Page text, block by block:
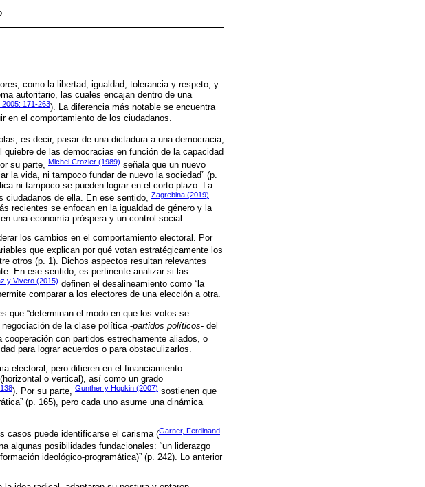
como la libertad, igualdad, tolerancia y respeto; y
autoritario, las cuales encajan dentro de una
2005: 171-263). La diferencia más notable se encuentra
el comportamiento de los ciudadanos.
es decir, pasar de una dictadura a una democracia,
quiebre de las democracias en función de la capacidad
su parte,
Michel Crozier (1989) señala que un nuevo
la vida, ni tampoco fundar de nuevo la sociedad” (p.
ni tampoco se pueden lograr en el corto plazo. La
ciudadanos de ella. En ese sentido, Zagrebina (2019)
recientes se enfocan en la igualdad de género y la
una economía próspera y un control social.
los cambios en el comportamiento electoral. Por
que explican por qué votan estratégicamente los
otros (p. 1). Dichos aspectos resultan relevantes
En ese sentido, es pertinente analizar si las
y Vivero (2015) definen el desalineamiento como “la
comparar a los electores de una elección a otra.
que “determinan el modo en que los votos se
de la clase política -partidos políticos- del
con partidos estrechamente aliados, o
para lograr acuerdos o para obstaculizarlos.
electoral, pero difieren en el financiamiento
o vertical), así como un grado
). Por su parte, Gunther y Hopkin (2007) sostienen que
(p. 165), pero cada uno asume una dinámica
casos puede identificarse el carisma (Garner, Ferdinand
algunas posibilidades fundacionales: “un liderazgo
ideológico-programática)” (p. 242). Lo anterior